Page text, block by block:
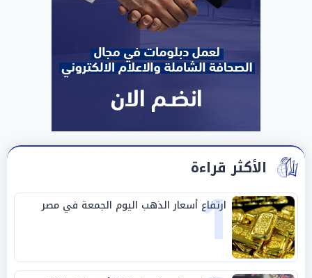
الأكثر قراءة
1
ارتفاع أسعار الذهب اليوم الجمعة في مصر